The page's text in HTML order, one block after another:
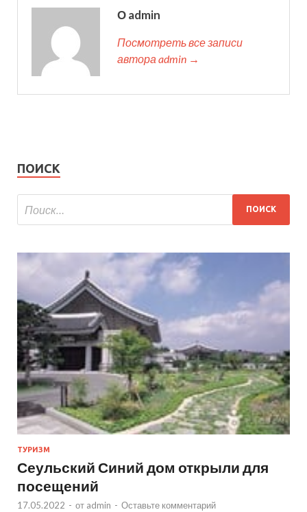
О admin
Посмотреть все записи
автора admin →
ПОИСК
ТУРИЗМ
Сеульский Синий дом открыли для
посещений
17.05.2022 - от admin - Оставьте комментарий